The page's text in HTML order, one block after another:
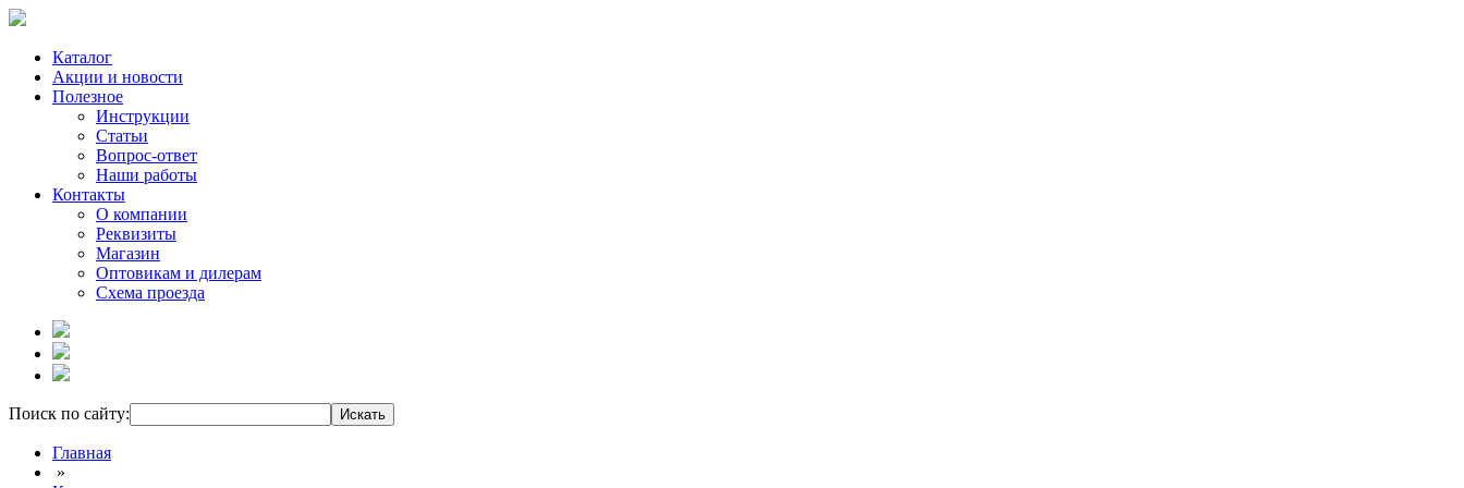
Каталог
Акции и новости
Полезное
Инструкции
Статьи
Вопрос-ответ
Наши работы
Контакты
О компании
Реквизиты
Магазин
Оптовикам и дилерам
Схема проезда
Поиск по сайту:
Главная
»